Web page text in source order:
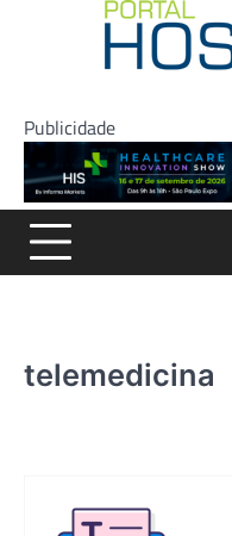
Publicidade
telemedicina